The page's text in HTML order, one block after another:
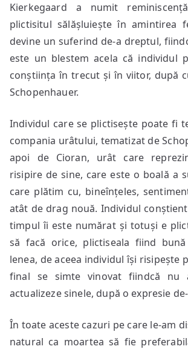
Kierkegaard a numit
plictisitul sălășluiește în amintirea
devine un suferind de-a dreptul,
este un blestem acela că individul
conștiința în trecut și în viitor, după
Schopenhauer.
Individul care se plictisește poate fi
compania urâtului, tematizat de
apoi de Cioran, urât care
risipire de sine, care este o boală a
care plătim cu, bineînțeles,
atât de drag nouă. Individul
timpul îi este numărat și totuși e
să facă orice, plictiseala fiind
lenea, de aceea individul își risipește
final se simte vinovat fiindcă nu
actualizeze sinele, după o expresie
În toate aceste cazuri pe care le-am
natural ca moartea să fie